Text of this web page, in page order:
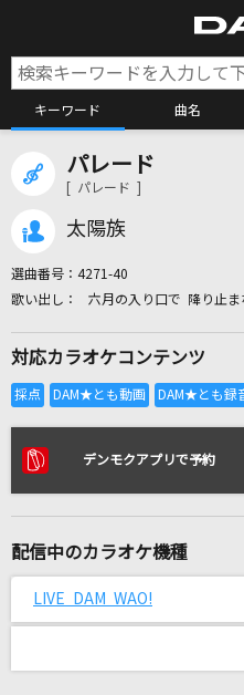
キーワード 曲名
全国
リアルタイムで歌
IRIS OUT
[生音]花火
パレード
[ パレード ]
太陽族
選曲番号： 4271-40
六月の入り口で 降り止ま
対応カラオケコンテンツ
デンモクアプリで予約
配信中のカラオケ機種
LIVE DAM WAO!